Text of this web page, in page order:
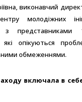
виконавчий
молодіжних
з представниками
які опікуються
обмеженнями.
включала в